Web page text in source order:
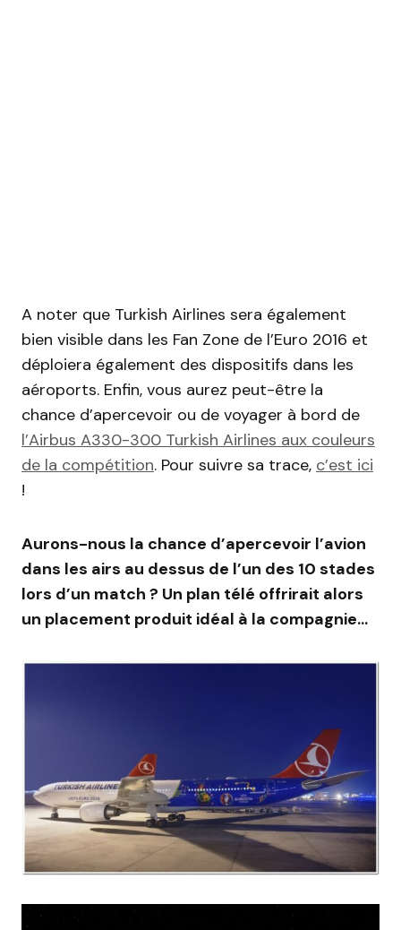
A noter que Turkish Airlines sera également
bien visible dans les Fan Zone de l’Euro 2016 et
déploiera également des dispositifs dans les
aéroports. Enfin, vous aurez peut-être la
chance d’apercevoir ou de voyager à bord de
l’Airbus A330-300 Turkish Airlines aux couleurs
de la compétition. Pour suivre sa trace, c’est ici
!
Aurons-nous la chance d’apercevoir l’avion
dans les airs au dessus de l’un des 10 stades
lors d’un match ? Un plan télé offrirait alors
un placement produit idéal à la compagnie…